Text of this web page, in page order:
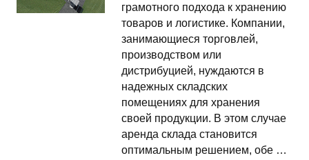
грамотного подхода к хранению
товаров и логистике. Компании,
занимающиеся торговлей,
производством или
дистрибуцией, нуждаются в
надежных складских
помещениях для хранения
своей продукции. В этом случае
аренда склада становится
оптимальным решением, обе …